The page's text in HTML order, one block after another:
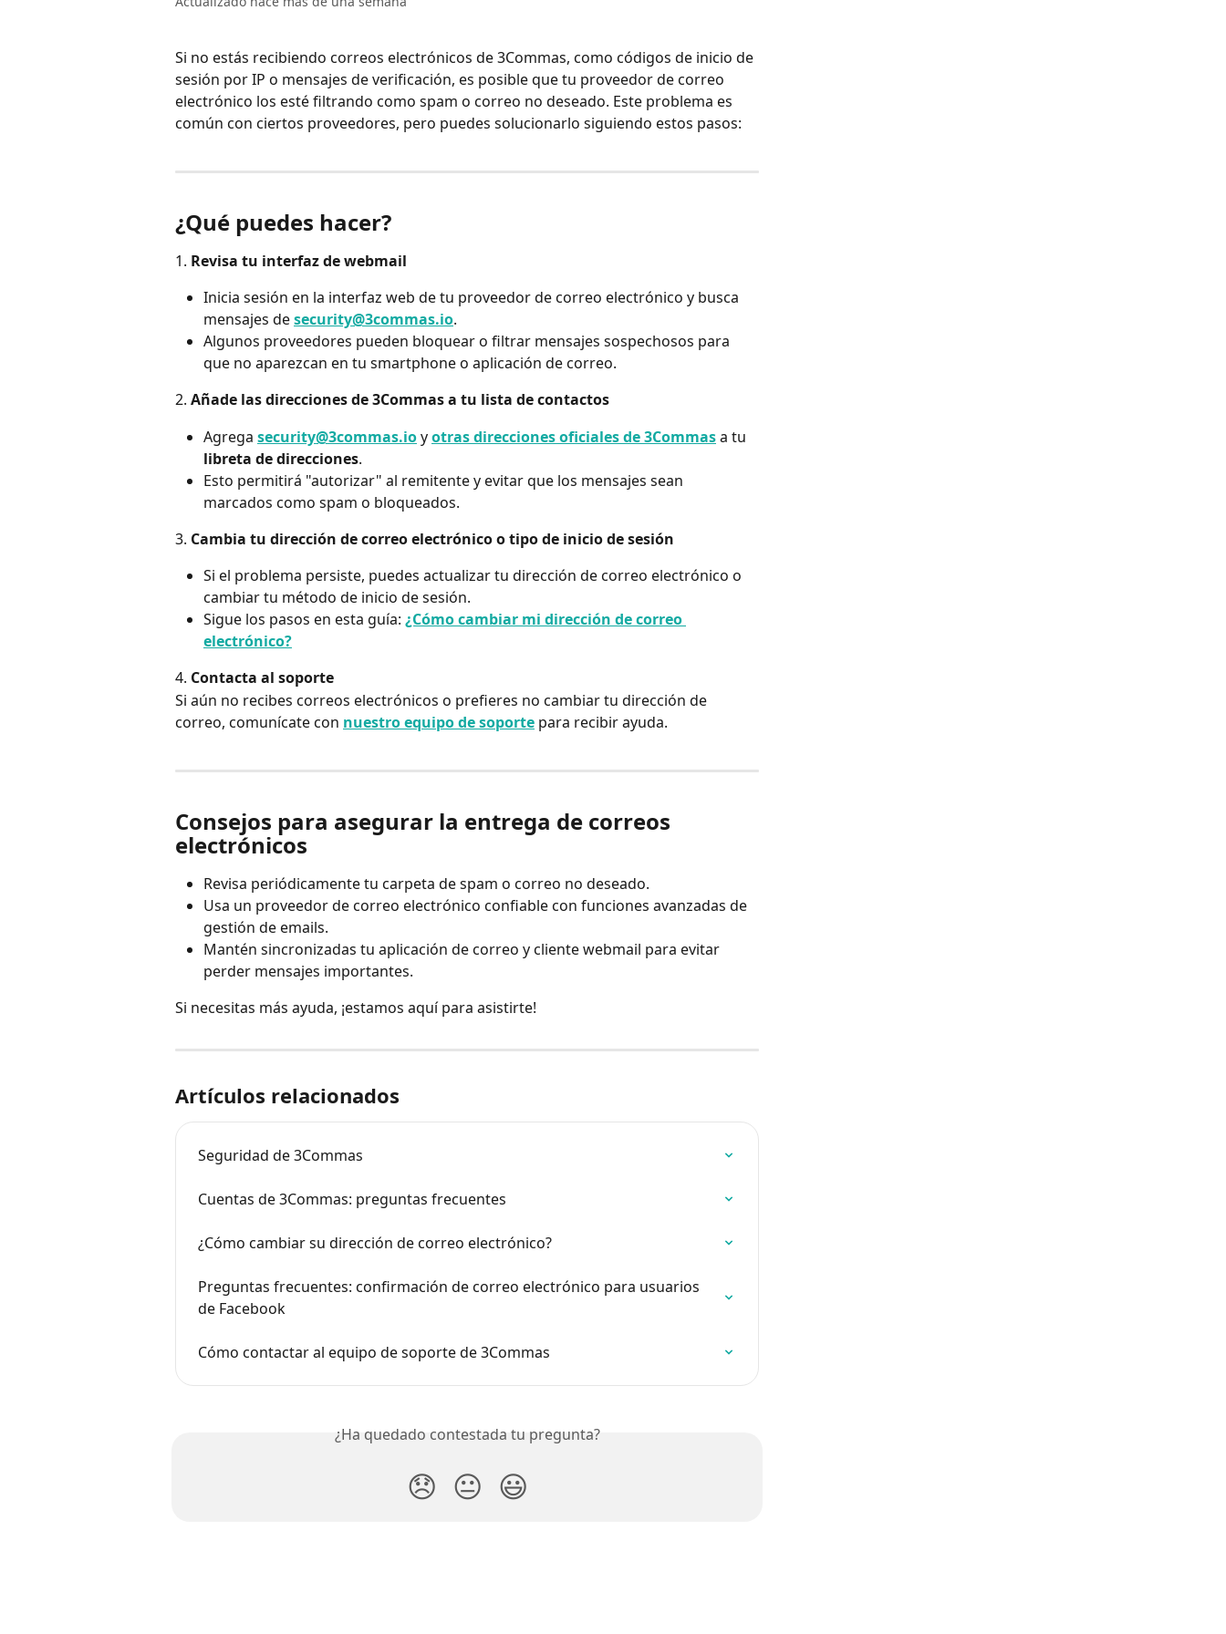
Si no estás recibiendo correos electrónicos de 3Commas, como códigos de inicio de
sesión por IP o mensajes de verificación, es posible que tu proveedor de correo
electrónico los esté filtrando como spam o correo no deseado. Este problema es
común con ciertos proveedores, pero puedes solucionarlo siguiendo estos pasos:
¿Qué puedes hacer?
1. Revisa tu interfaz de webmail
Inicia sesión en la interfaz web de tu proveedor de correo electrónico y busca
mensajes de security@3commas.io.
Algunos proveedores pueden bloquear o filtrar mensajes sospechosos para
que no aparezcan en tu smartphone o aplicación de correo.
2. Añade las direcciones de 3Commas a tu lista de contactos
Agrega security@3commas.io y otras direcciones oficiales de 3Commas a tu
libreta de direcciones.
Esto permitirá "autorizar" al remitente y evitar que los mensajes sean
marcados como spam o bloqueados.
3. Cambia tu dirección de correo electrónico o tipo de inicio de sesión
Si el problema persiste, puedes actualizar tu dirección de correo electrónico o
cambiar tu método de inicio de sesión.
Sigue los pasos en esta guía: ¿Cómo cambiar mi dirección de correo
electrónico?
4. Contacta al soporte
Si aún no recibes correos electrónicos o prefieres no cambiar tu dirección de
correo, comunícate con nuestro equipo de soporte para recibir ayuda.
Consejos para asegurar la entrega de correos
electrónicos
Revisa periódicamente tu carpeta de spam o correo no deseado.
Usa un proveedor de correo electrónico confiable con funciones avanzadas de
gestión de emails.
Mantén sincronizadas tu aplicación de correo y cliente webmail para evitar
perder mensajes importantes.
Si necesitas más ayuda, ¡estamos aquí para asistirte!
Artículos relacionados
Seguridad de 3Commas
Cuentas de 3Commas: preguntas frecuentes
¿Cómo cambiar su dirección de correo electrónico?
Preguntas frecuentes: confirmación de correo electrónico para usuarios
de Facebook
Cómo contactar al equipo de soporte de 3Commas
¿Ha quedado contestada tu pregunta?
😞 😐 😃